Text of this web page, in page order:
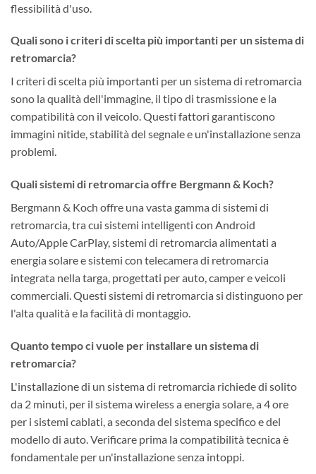
flessibilità d'uso.
Quali sono i criteri di scelta più importanti per un sistema di
retromarcia?
I criteri di scelta più importanti per un sistema di retromarcia
sono la qualità dell'immagine, il tipo di trasmissione e la
compatibilità con il veicolo. Questi fattori garantiscono
immagini nitide, stabilità del segnale e un'installazione senza
problemi.
Quali sistemi di retromarcia offre Bergmann & Koch?
Bergmann & Koch offre una vasta gamma di sistemi di
retromarcia, tra cui sistemi intelligenti con Android
Auto/Apple CarPlay, sistemi di retromarcia alimentati a
energia solare e sistemi con telecamera di retromarcia
integrata nella targa, progettati per auto, camper e veicoli
commerciali. Questi sistemi di retromarcia si distinguono per
l'alta qualità e la facilità di montaggio.
Quanto tempo ci vuole per installare un sistema di
retromarcia?
L'installazione di un sistema di retromarcia richiede di solito
da 2 minuti, per il sistema wireless a energia solare, a 4 ore
per i sistemi cablati, a seconda del sistema specifico e del
modello di auto. Verificare prima la compatibilità tecnica è
fondamentale per un'installazione senza intoppi.